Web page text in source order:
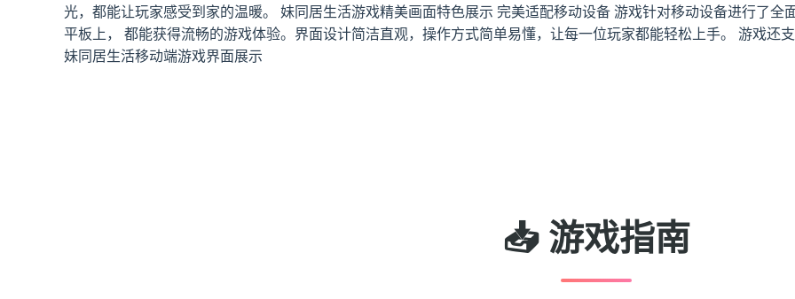
光，都能让玩家感受到家的温暖。 妹同居生活游戏精美画面特色展示 完美适配移动设备 游戏针对移动设备进行了
平板上， 都能获得流畅的游戏体验。界面设计简洁直观，操作方式简单易懂，让每一位玩家都能轻松上手。 游戏还
妹同居生活移动端游戏界面展示
📥 游戏指南